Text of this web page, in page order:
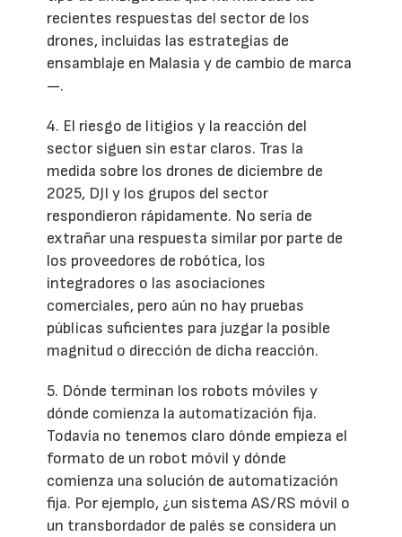
recientes respuestas del sector de los
drones, incluidas las estrategias de
ensamblaje en Malasia y de cambio de marca
—.
4. El riesgo de litigios y la reacción del
sector siguen sin estar claros. Tras la
medida sobre los drones de diciembre de
2025, DJI y los grupos del sector
respondieron rápidamente. No sería de
extrañar una respuesta similar por parte de
los proveedores de robótica, los
integradores o las asociaciones
comerciales, pero aún no hay pruebas
públicas suficientes para juzgar la posible
magnitud o dirección de dicha reacción.
5. Dónde terminan los robots móviles y
dónde comienza la automatización fija.
Todavía no tenemos claro dónde empieza el
formato de un robot móvil y dónde
comienza una solución de automatización
fija. Por ejemplo, ¿un sistema AS/RS móvil o
un transbordador de palés se considera un